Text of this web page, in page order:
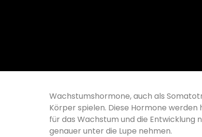
Wachstumshormone, auch als
Körper spielen. Diese Hormone
für das Wachstum und die Entwicklung
genauer unter die Lupe nehmen.